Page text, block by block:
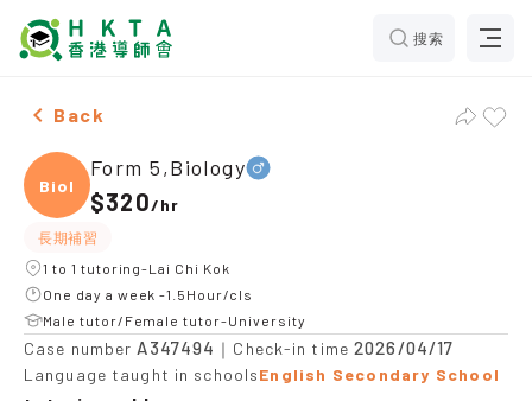
搜索
Male Form 5,Biology，Lai Chi Kok Tuition
Back
Biolo
Form 5,Biology
$320/hr
長期補習
1 to 1 tutoring-Lai Chi Kok
One day a week -1.5Hour/cls
Male tutor/Female tutor-University
Case number A347494 ｜Check-in time2026/04/17
Language taught in schoolsEnglish Secondary School